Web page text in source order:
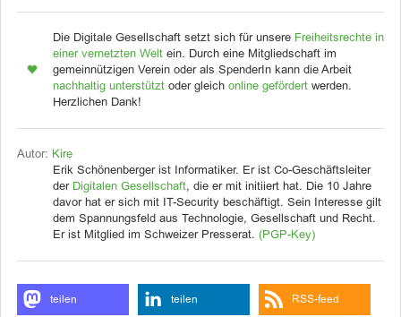
Die Digitale Gesellschaft setzt sich für unsere Freiheitsrechte in
einer vernetzten Welt ein. Durch eine Mitgliedschaft im
gemeinnützigen Verein oder als SpenderIn kann die Arbeit
nachhaltig unterstützt oder gleich online gefördert werden.
Herzlichen Dank!
Autor: Kire
Erik Schönenberger ist Informatiker. Er ist Co-Geschäftsleiter
der Digitalen Gesellschaft, die er mit initiiert hat. Die 10 Jahre
davor hat er sich mit IT-Security beschäftigt. Sein Interesse gilt
dem Spannungsfeld aus Technologie, Gesellschaft und Recht.
Er ist Mitglied im Schweizer Presserat. (PGP-Key)
teilen teilen RSS-feed